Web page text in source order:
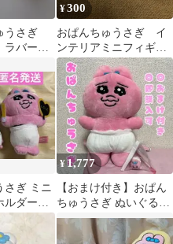
うさぎ
バース
¥300
おぱんちゅうさぎ イ
ンテリアミニフィギュ
ア 寝そべり
さぎ ミニ
ダーぬ
コット
ア
¥1,777
【おまけ付き】おぱん
ちゅうさぎ ぬいぐるみ
ノーマル ミニフィギュ
ア 大人気商品